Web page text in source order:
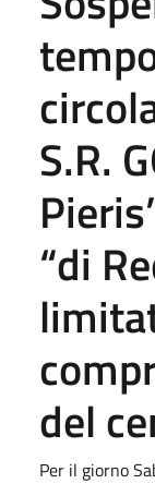
S.R.
“di
del
Per il giorno